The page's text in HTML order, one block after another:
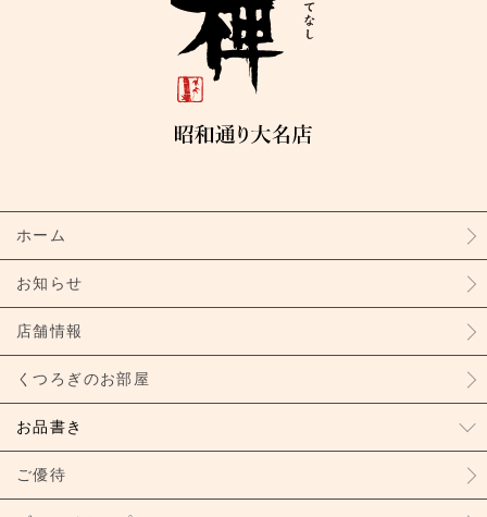
ホーム
お知らせ
店舗情報
くつろぎのお部屋
お品書き
ご優待